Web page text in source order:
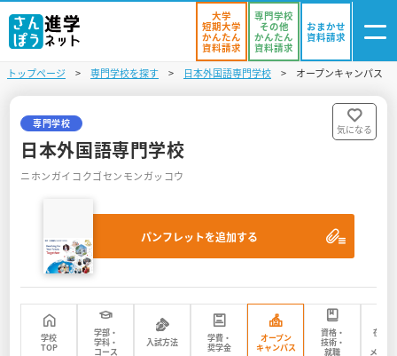
資料リスト
進学イベント
入試・受験入門
お役立ち情報
大学
短期大学
かんたん
資料請求
専門学校
その他
かんたん
資料請求
おまかせ
資料請求
トップページ 専門学校を探す 日本外国語専門学校 オープンキャンパス
専門学校
日本外国語専門学校
ニホンガイコクゴセンモンガッコウ
パンフレットを追加する
気になる
学校
TOP
学部・
学科・
コース
入試方法
学費・
奨学金
オープン
キャンパス
資格・
技術・
就職
在校
メッセ